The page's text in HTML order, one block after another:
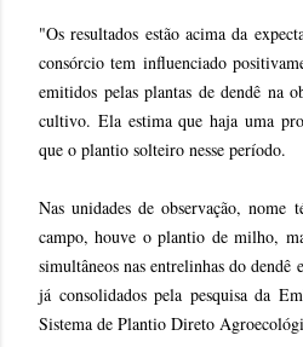
"Os resultados estão acima da
consórcio tem influenciado
emitidos pelas plantas de dendê na
cultivo. Ela estima que haja uma
que o plantio solteiro nesse período.
Nas unidades de observação, nome
campo, houve o plantio de milho,
simultâneos nas entrelinhas do dendê
já consolidados pela pesquisa da
Sistema de Plantio Direto